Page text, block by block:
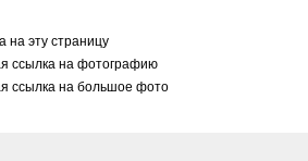
на эту страницу
ссылка на фотографию
ссылка на большое фото